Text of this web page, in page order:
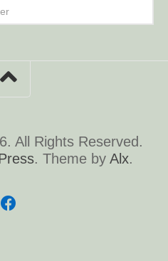
All Rights Reserved.
. Theme by Alx.